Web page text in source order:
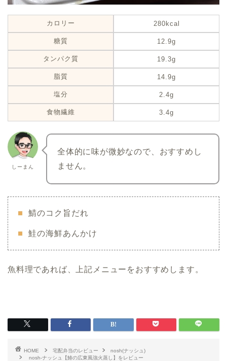
カロリー 280kcal
糖質 12.9g
タンパク質 19.3g
脂質 14.9g
塩分 2.4g
食物繊維 3.4g
しーまん
全体的に味が微妙なので、おすすめし
ません。
鯖のコク旨だれ
鮭の海鮮あんかけ
魚料理であれば、上記メニューをおすすめします。
HOME 宅配弁当のレビュー
nosh(ナッシュ)
nosh-ナッシュ【鰆の広東風強火蒸し】をレビュー